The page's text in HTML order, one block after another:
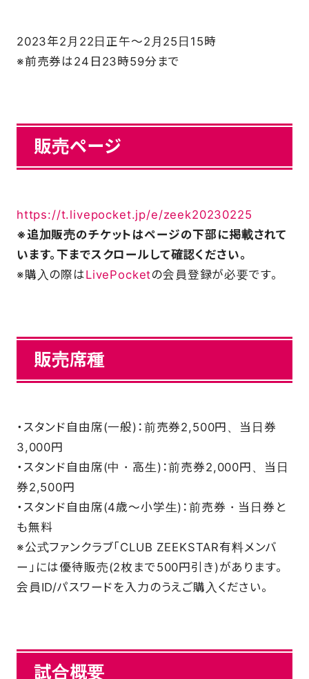
スクール体験・入会希望
2023年2月22日正午～2月25日15時
※前売券は24日23時59分まで
販売ページ
https://t.livepocket.jp/e/zeek20230225
※追加販売のチケットはページの下部に掲載されて
います。下までスクロールして確認ください。
※購入の際はLivePocketの会員登録が必要です。
販売席種
・スタンド自由席(一般)：前売券2,500円、当日券
3,000円
・スタンド自由席(中・高生)：前売券2,000円、当日
券2,500円
・スタンド自由席(4歳～小学生)：前売券・当日券と
も無料
※公式ファンクラブ「CLUB ZEEKSTAR有料メンバ
ー」には優待販売(2枚まで500円引き)があります。
会員ID/パスワードを入力のうえご購入ください。
試合概要